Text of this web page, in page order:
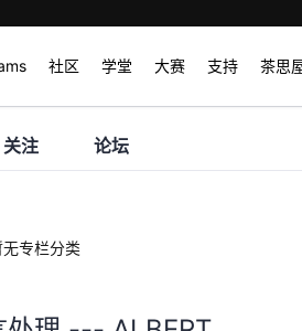
社区 学堂 大赛 支持 茶思
关注 论坛
无专栏分类